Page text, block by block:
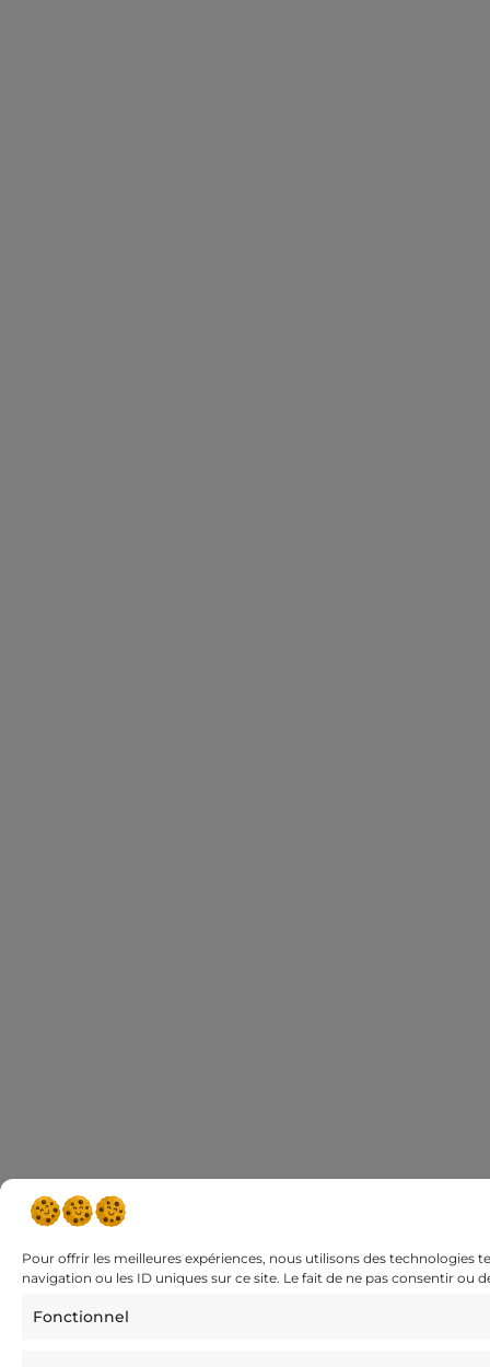
Pour offrir les meilleures expériences, nous utilisons des
navigation ou les ID uniques sur ce site. Le fait de ne pas consentir
Fonctionnel